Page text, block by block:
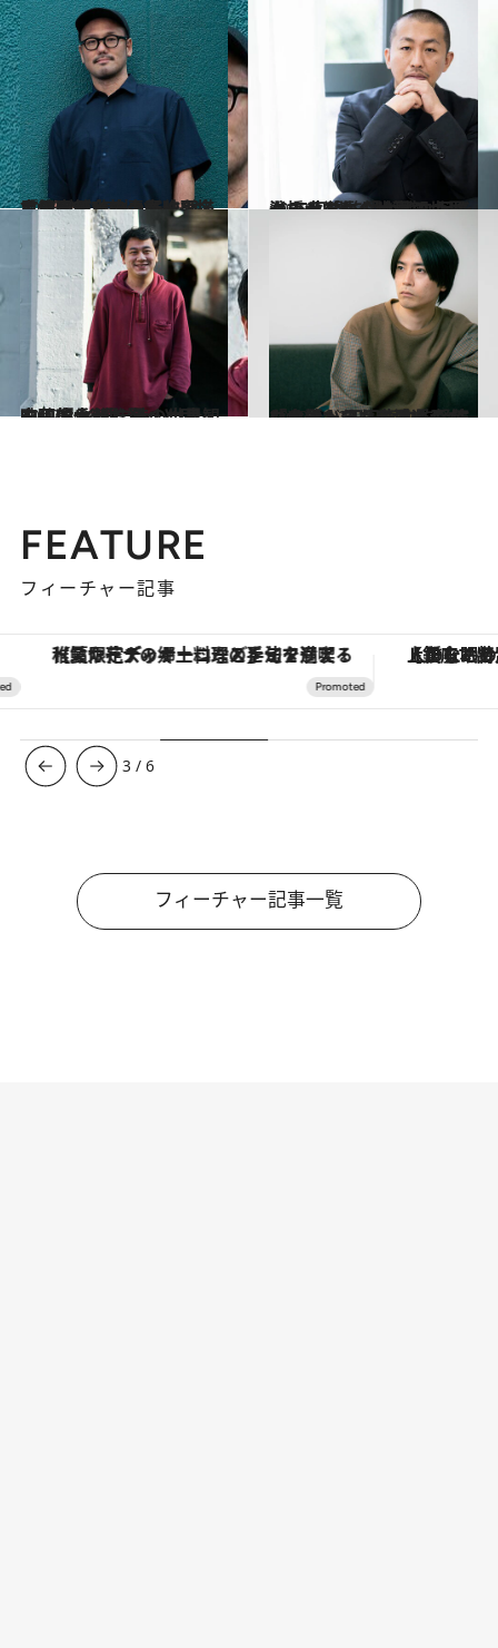
2023.7.21
土地のキャラクターを描く作品が 海外からも注目。宮崎大祐の新作は名古屋が舞台の青春映画『PLASTIC』
カルチャー 2022.12.9
一橋大学から映画の世界へ 三宅唱監督が挑んだボクシング作 『ケイコ 目を澄ませて』の世界観
カルチャー
2022.3.25
映画『やがて海へと届く』で 彩瀬まるの世界観を映像化した 詩人出身・中川龍太郎監督
カルチャー 2022.12.23
「自分だったら思いつかない話」 玉田真也監督作『そばかす』三浦透子 演じる主人公は恋愛をしない女性
カルチャー
FEATURE
フィーチャー記事
【夏限定ディナーコース】旬を迎える稚鮎や花ズッキーニなどをイタリア・トスカーナの郷土料理の手法で満喫！ 【銀座で出合う最旬美容】美髪ケアや上質
3 /6
フィーチャー記事一覧